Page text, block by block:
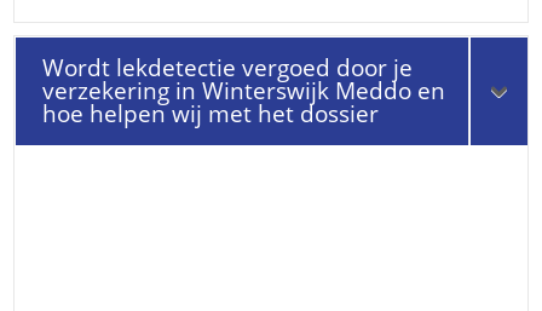
Wordt lekdetectie vergoed door je
verzekering in Winterswijk Meddo en
hoe helpen wij met het dossier